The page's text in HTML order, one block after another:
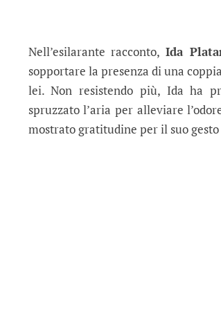
Nell’esilarante racconto,Ida
sopportare la presenza di una
lei. Non resistendo più, Ida ha
spruzzato l’aria per alleviare
mostrato gratitudine per il suo